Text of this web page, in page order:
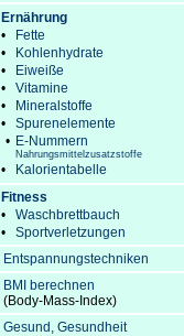
Ernährung
•
Fette
•
Kohlenhydrate
•
Eiweiße
•
Vitamine
•
Mineralstoffe
•
Spurenelemente
• E-Nummern
Nahrungsmittelzusatzstoffe
•
Kalorientabelle
Fitness
•
Waschbrettbauch
•
Sportverletzungen
Entspannungstechniken
BMI berechnen
(Body-Mass-Index)
Gesund, Gesundheit